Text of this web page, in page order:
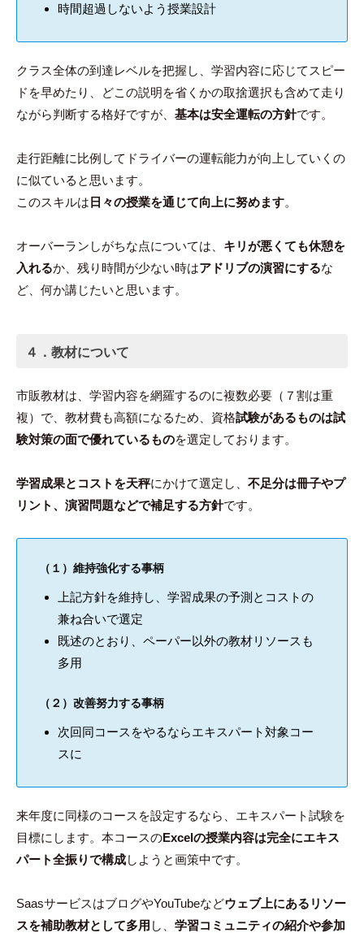
時間超過しないよう授業設計
クラス全体の到達レベルを把握し、学習内容に応じてスピー
ドを早めたり、どこの説明を省くかの取捨選択も含めて走り
ながら判断する格好ですが、 基本は安全運転の方針です。
走行距離に比例してドライバーの運転能力が向上していくの
に似ていると思います。
このスキルは 日々の授業を通じて向上に努めます。
オーバーランしがちな点については、 キリが悪くても休憩を
入れるか、残り時間が少ない時はアドリブの演習にするな
ど、何か講じたいと思います。
４．教材について
市販教材は、学習内容を網羅するのに複数必要（７割は重
複）で、教材費も高額になるため、資格試験があるものは試
験対策の面で優れているものを選定しております。
学習成果とコストを天秤にかけて選定し、 不足分は冊子やプ
リント、演習問題などで補足する方針です。
（１）維持強化する事柄
上記方針を維持し、学習成果の予測とコストの
兼ね合いで選定
既述のとおり、ペーパー以外の教材リソースも
多用
（２）改善努力する事柄
次回同コースをやるならエキスパート対象コー
スに
来年度に同様のコースを設定するなら、エキスパート試験を
目標にします。本コースのExcelの授業内容は完全にエキス
パート全振りで構成しようと画策中です。
SaasサービスはブログやYouTubeなどウェブ上にあるリソー
スを補助教材として多用 し、 学習コミュニティの紹介や参加